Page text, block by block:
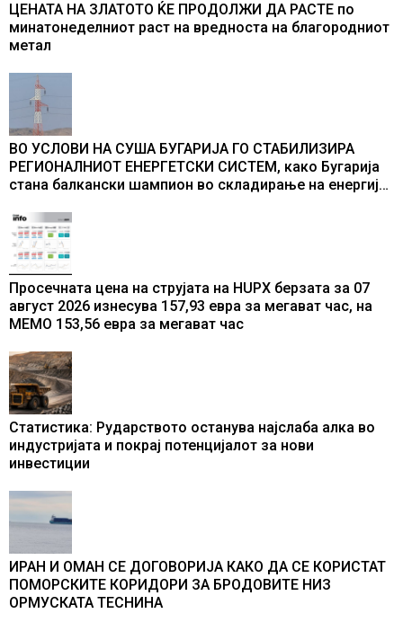
ЦЕНАТА НА ЗЛАТОТО ЌЕ ПРОДОЛЖИ ДА РАСТЕ по
минатонеделниот раст на вредноста на благородниот
метал
ВО УСЛОВИ НА СУША БУГАРИЈА ГО СТАБИЛИЗИРА
РЕГИОНАЛНИОТ ЕНЕРГЕТСКИ СИСТЕМ, како Бугарија
стана балкански шампион во складирање на енергија
Просечната цена на струјата на HUPX берзата за 07
август 2026 изнесува 157,93 евра за мегават час, на
МЕМО 153,56 евра за мегават час
Статистика: Рударството останува најслаба алка во
индустријата и покрај потенцијалот за нови
инвестиции
ИРАН И ОМАН СЕ ДОГОВОРИЈА КАКО ДА СЕ КОРИСТАТ
ПОМОРСКИТЕ КОРИДОРИ ЗА БРОДОВИТЕ НИЗ
ОРМУСКАТА ТЕСНИНА